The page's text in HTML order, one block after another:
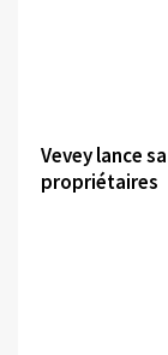
Vevey lance
propriétaires